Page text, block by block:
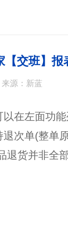
【交班】报
来源：新蓝
在左面功
次单(整单
退货并非全